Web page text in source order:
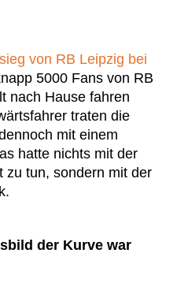
von RB Leipzig bei
5000 Fans von RB
nach Hause fahren
traten die
mit einem
hatte nichts mit der
zu tun, sondern mit der
der Kurve war